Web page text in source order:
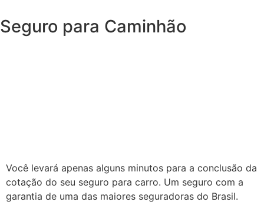
Seguro para Caminhão
Você levará apenas alguns minutos para a conclusão da
cotação do seu seguro para carro. Um seguro com a
garantia de uma das maiores seguradoras do Brasil.